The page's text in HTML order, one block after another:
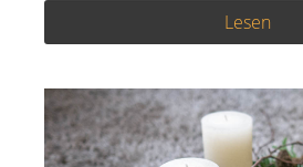
Lesen